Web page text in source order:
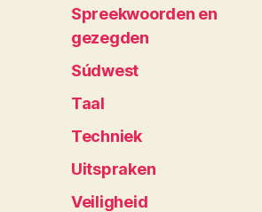
Spreekwoorden en
gezegden
Súdwest
Taal
Techniek
Uitspraken
Veiligheid